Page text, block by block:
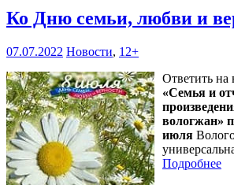
Ко Дню семьи, любви и
07.07.2022 Новости, 12+
Ответить на
«Семья и
вологжан»
июля
Подробнее